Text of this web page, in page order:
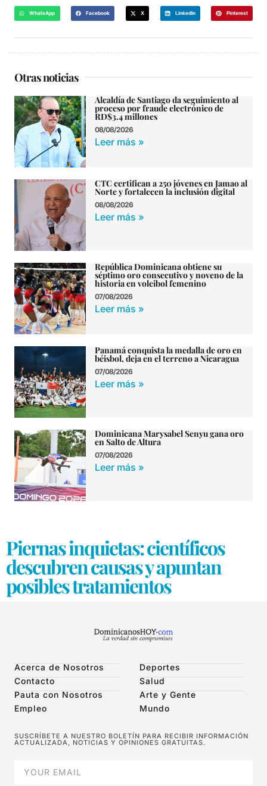
WhatsApp Facebook X LinkedIn Pinterest
Otras noticias
Alcaldía de Santiago da seguimiento al
proceso por fraude electrónico de
RD$3.4 millones
08/08/2026
Leer más »
CTC certifican a 250 jóvenes en Jamao al
Norte y fortalecen la inclusión digital
08/08/2026
Leer más »
República Dominicana obtiene su
séptimo oro consecutivo y noveno de la
historia en voleibol femenino
07/08/2026
Leer más »
Panamá conquista la medalla de oro en
béisbol, deja en el terreno a Nicaragua
07/08/2026
Leer más »
Dominicana Marysabel Senyu gana oro
en Salto de Altura
07/08/2026
Leer más »
Piernas inquietas: científicos
descubren causas y apuntan
posibles tratamientos
Acerca de Nosotros
Contacto
Pauta con Nosotros
Empleo
Deportes
Salud
Arte y Gente
Mundo
SUSCRÍBETE A NUESTRO BOLETÍN PARA RECIBIR INFORMACIÓN
ACTUALIZADA, NOTICIAS Y OPINIONES GRATUITAS.